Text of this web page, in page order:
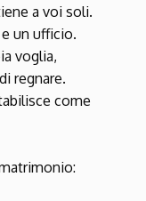
a voi soli.
un ufficio.
voglia,
regnare.
come